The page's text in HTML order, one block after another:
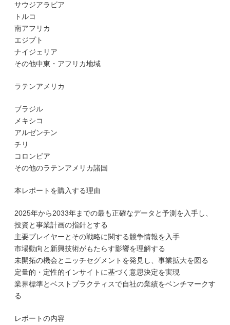
サウジアラビア
トルコ
南アフリカ
エジプト
ナイジェリア
その他中東・アフリカ地域
ラテンアメリカ
ブラジル
メキシコ
アルゼンチン
チリ
コロンビア
その他のラテンアメリカ諸国
本レポートを購入する理由
2025年から2033年までの最も正確なデータと予測を入手し、
投資と事業計画の指針とする
主要プレイヤーとその戦略に関する競争情報を入手
市場動向と新興技術がもたらす影響を理解する
未開拓の機会とニッチセグメントを発見し、事業拡大を図る
定量的・定性的インサイトに基づく意思決定を実現
業界標準とベストプラクティスで自社の業績をベンチマークす
る
レポートの内容